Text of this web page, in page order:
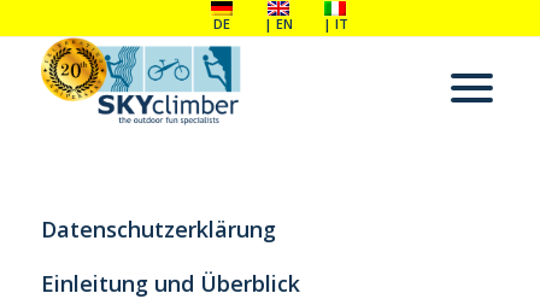
DE EN IT
Datenschutzerklärung
Einleitung und Überblick